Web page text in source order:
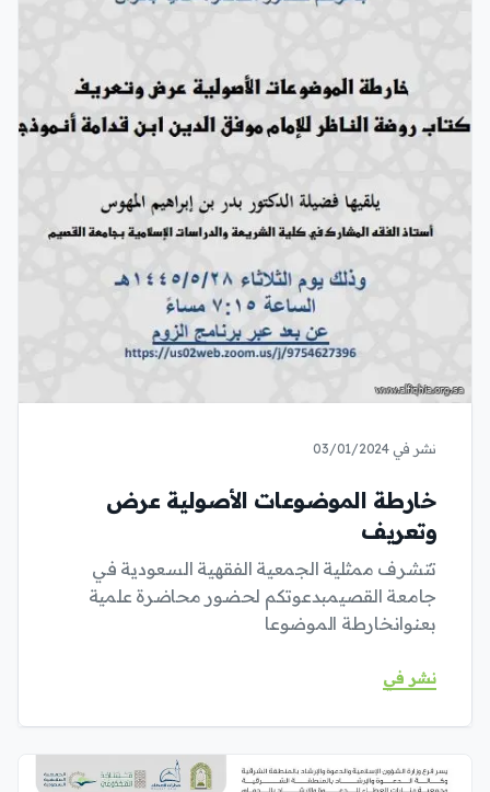
نشر في 03/01/2024
خارطة الموضوعات الأصولية عرض
وتعريف
تتشرف ممثلية الجمعية الفقهية السعودية في
جامعة القصيمبدعوتكم لحضور محاضرة علمية
بعنوانخارطة الموضوعا
نشر في